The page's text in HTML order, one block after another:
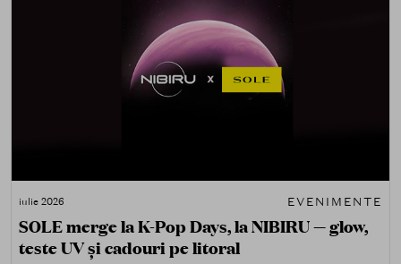
iulie 2026 EVENIMENTE
SOLE merge la K-Pop Days, la NIBIRU — glow,
teste UV și cadouri pe litoral